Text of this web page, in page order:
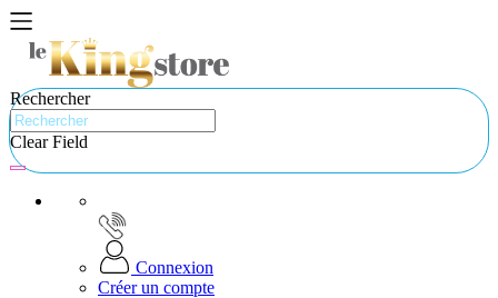
Rechercher
Clear Field
Connexion
Créer un compte